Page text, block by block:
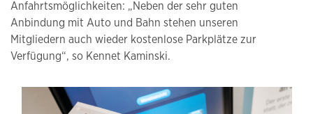
Anfahrtsmöglichkeiten: „Neben der sehr guten
Anbindung mit Auto und Bahn stehen unseren
Mitgliedern auch wieder kostenlose Parkplätze zur
Verfügung“, so Kennet Kaminski.